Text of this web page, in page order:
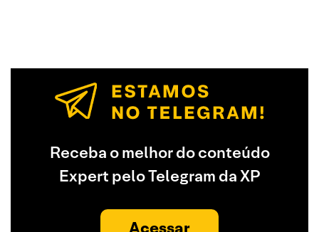
Receba o melhor do conteúdo
Expert pelo Telegram da XP
Acessar